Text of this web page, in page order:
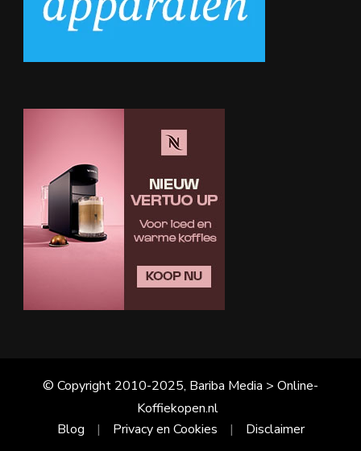
© Copyright 2010-2025, Bariba Media > Online-
Koffiekopen.nl
Blog
Privacy en Cookies Disclaimer